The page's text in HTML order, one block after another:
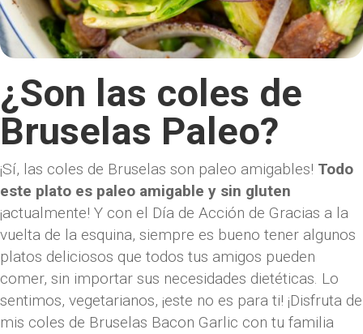
¿Son las coles de
Bruselas Paleo?
¡Sí, las coles de Bruselas son paleo amigables! Todo
este plato es paleo amigable y sin gluten
¡actualmente! Y con el Día de Acción de Gracias a la
vuelta de la esquina, siempre es bueno tener algunos
platos deliciosos que todos tus amigos pueden
comer, sin importar sus necesidades dietéticas. Lo
sentimos, vegetarianos, ¡este no es para ti! ¡Disfruta de
mis coles de Bruselas Bacon Garlic con tu familia